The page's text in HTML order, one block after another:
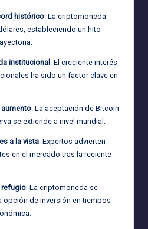
histórico: La criptomoneda
estableciendo un hito
institucional: El creciente interés
ha sido un factor clave en
: La aceptación de Bitcoin
se extiende a nivel mundial.
a la vista: Expertos advierten
en el mercado tras la reciente
refugio: La criptomoneda se
opción de inversión en tiempos